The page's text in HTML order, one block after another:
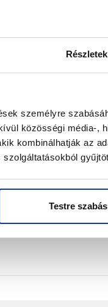
Részletek
személyre
közösségi média-,
kombinálhatják az
Testre szabás
átmérője:
között
a termékeink
nem tükrözik